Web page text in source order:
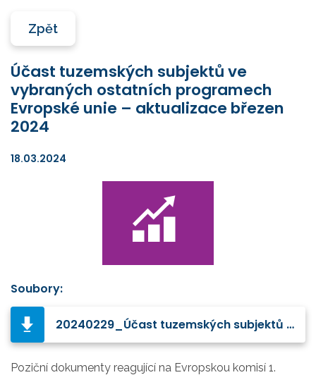
Zpět
Účast tuzemských subjektů ve
vybraných ostatních programech
Evropské unie – aktualizace březen
2024
18.03.2024
Soubory:
20240229_Účast tuzemských subjektů ve vybraných ostatních programech Evropské unie.jpg
Poziční dokumenty reagující na Evropskou komisí 1.